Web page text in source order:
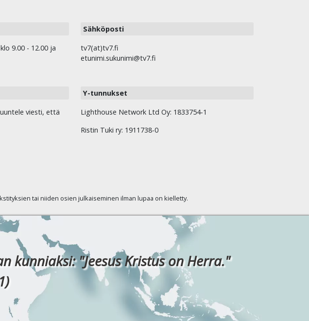
9.00 - 12.00 ja
Sähköposti
tv7(at)tv7.fi
etunimi.sukunimi@tv7.fi
viesti, että
Y-tunnukset
Lighthouse Network Ltd Oy: 1833754-1
Ristin Tuki ry: 1911738-0
tai niiden osien julkaiseminen ilman lupaa on kielletty.
kunniaksi: "Jeesus Kristus on Herra."